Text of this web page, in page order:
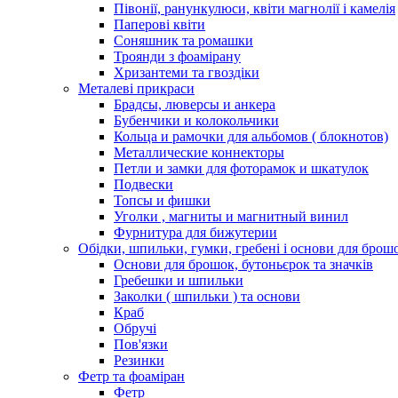
Півонії, ранункулюси, квіти магнолії і камелія
Паперові квіти
Соняшник та ромашки
Троянди з фоамірану
Хризантеми та гвоздіки
Металеві прикраси
Брадсы, люверсы и анкера
Бубенчики и колокольчики
Кольца и рамочки для альбомов ( блокнотов)
Металлические коннекторы
Петли и замки для фоторамок и шкатулок
Подвески
Топсы и фишки
Уголки , магниты и магнитный винил
Фурнитура для бижутерии
Обідки, шпильки, гумки, гребені і основи для
Основи для брошок, бутоньєрок та значків
Гребешки и шпильки
Заколки ( шпильки ) та основи
Краб
Обручі
Пов'язки
Резинки
Фетр та фоаміран
Фетр